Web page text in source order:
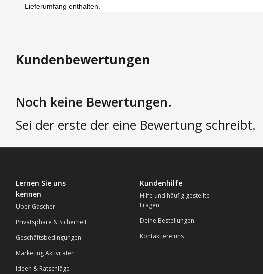
Lieferumfang enthalten.
Kundenbewertungen
Noch keine Bewertungen.
Sei der erste der eine Bewertung schreibt.
Lernen Sie uns
kennen
Über Gascher
Privatsphäre & Sicherheit
Geschäftsbedingungen
Marketing Aktivitäten
Ideen & Ratschläge
Kundenhilfe
Hilfe und häufig gestellte
Fragen
Deine Bestellungen
Kontaktiere uns